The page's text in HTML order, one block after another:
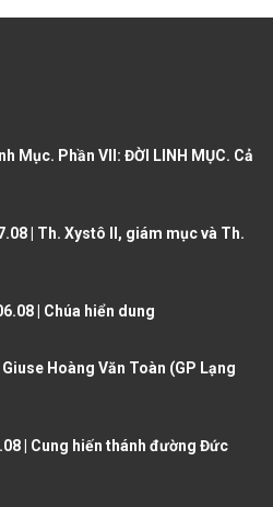
u
e
g
Mục. Phần VII: ĐỜI LINH MỤC. Cả
| Th. Xystô II, giám mục và Th.
| Chúa hiển dung
Hoàng Văn Toàn (GP Lạng
| Cung hiến thánh đường Đức